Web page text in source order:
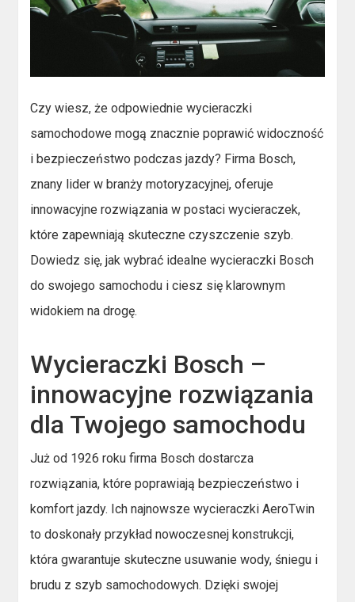
Czy wiesz, że odpowiednie wycieraczki
samochodowe mogą znacznie poprawić widoczność
i bezpieczeństwo podczas jazdy? Firma Bosch,
znany lider w branży motoryzacyjnej, oferuje
innowacyjne rozwiązania w postaci wycieraczek,
które zapewniają skuteczne czyszczenie szyb.
Dowiedz się, jak wybrać idealne wycieraczki Bosch
do swojego samochodu i ciesz się klarownym
widokiem na drogę.
Wycieraczki Bosch –
innowacyjne rozwiązania
dla Twojego samochodu
Już od 1926 roku firma Bosch dostarcza
rozwiązania, które poprawiają bezpieczeństwo i
komfort jazdy. Ich najnowsze wycieraczki AeroTwin
to doskonały przykład nowoczesnej konstrukcji,
która gwarantuje skuteczne usuwanie wody, śniegu i
brudu z szyb samochodowych. Dzięki swojej